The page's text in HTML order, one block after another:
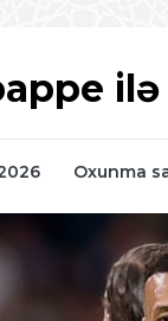
ilə
Oxunma